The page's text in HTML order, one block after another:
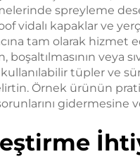
spreyleme
vidalı kapaklar ve
tam olarak
veya
tüpler ve
Örnek ürünün
gidermesine